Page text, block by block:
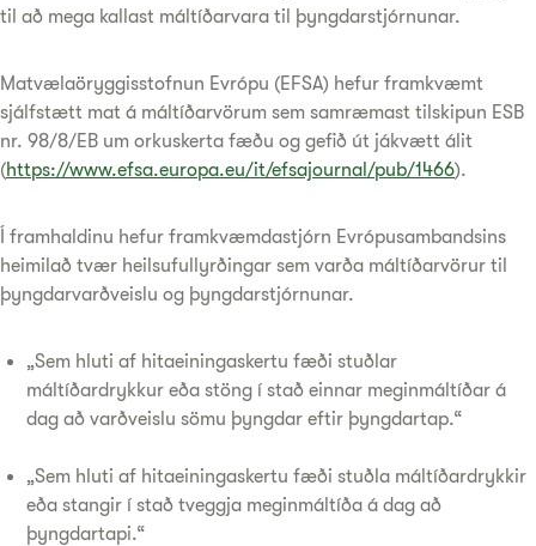
til að mega kallast máltíðarvara til þyngdarstjórnunar.
Matvælaöryggisstofnun Evrópu (EFSA) hefur framkvæmt
sjálfstætt mat á máltíðarvörum sem samræmast tilskipun ESB
nr. 98/8/EB um orkuskerta fæðu og gefið út jákvætt álit
(https://www.efsa.europa.eu/it/efsajournal/pub/1466).
Í framhaldinu hefur framkvæmdastjórn Evrópusambandsins
heimilað tvær heilsufullyrðingar sem varða máltíðarvörur til
þyngdarvarðveislu og þyngdarstjórnunar.
„Sem hluti af hitaeiningaskertu fæði stuðlar
máltíðardrykkur eða stöng í stað einnar meginmáltíðar á
dag að varðveislu sömu þyngdar eftir þyngdartap.“
„Sem hluti af hitaeiningaskertu fæði stuðla máltíðardrykkir
eða stangir í stað tveggja meginmáltíða á dag að
þyngdartapi.“